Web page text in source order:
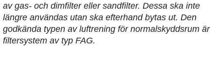
av gas- och dimfilter eller sandfilter. Dessa ska inte
längre användas utan ska efterhand bytas ut. Den
godkända typen av luftrening för normalskyddsrum är
filtersystem av typ FAG.